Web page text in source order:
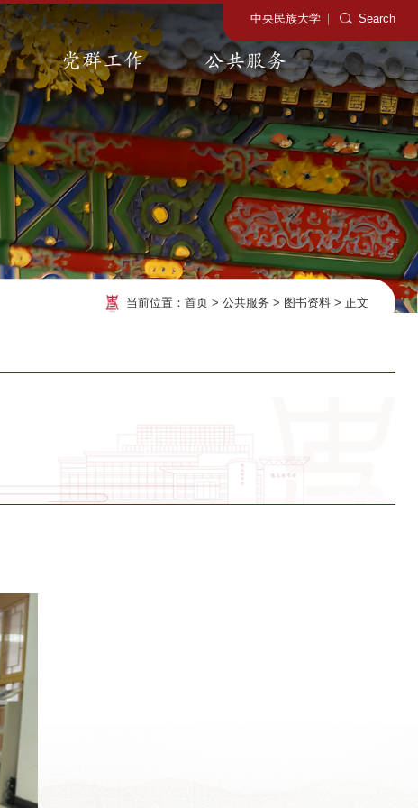
中央民族大学 Search
党群工作 公共服务
当前位置：首页 >公共服务 > 图书资料 > 正文